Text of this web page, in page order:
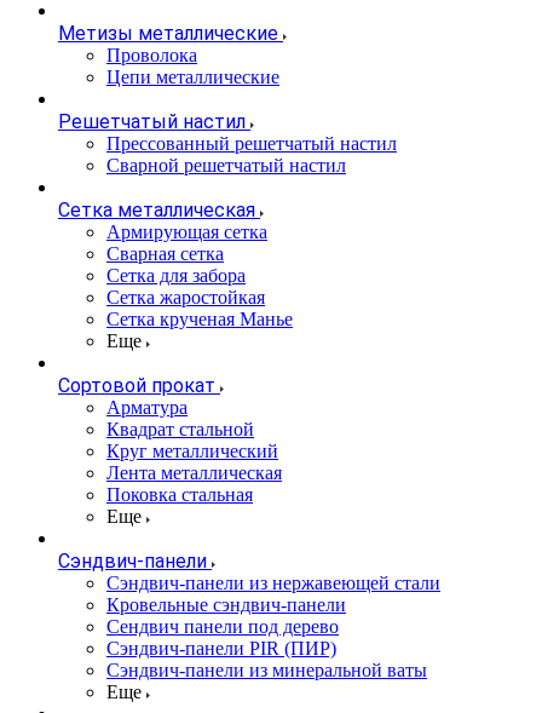
Метизы металлические
Проволока
Цепи металлические
Решетчатый настил
Прессованный решетчатый настил
Сварной решетчатый настил
Сетка металлическая
Армирующая сетка
Сварная сетка
Сетка для забора
Сетка жаростойкая
Сетка крученая Манье
Еще
Сортовой прокат
Арматура
Квадрат стальной
Круг металлический
Лента металлическая
Поковка стальная
Еще
Сэндвич-панели
Cэндвич-панели из нержавеющей стали
Кровельные сэндвич-панели
Сендвич панели под дерево
Сэндвич-панели PIR (ПИР)
Сэндвич-панели из минеральной ваты
Еще